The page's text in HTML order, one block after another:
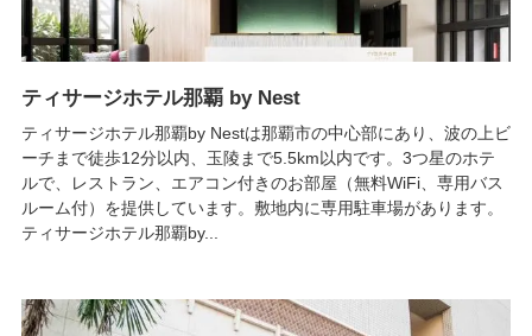
ティサージホテル那覇 by Nest
ティサージホテル那覇by Nestは那覇市の中心部にあり、波の上ビ
ーチまで徒歩12分以内、玉陵まで5.5km以内です。3つ星のホテ
ルで、レストラン、エアコン付きのお部屋（無料WiFi、専用バス
ルーム付）を提供しています。敷地内に専用駐車場があります。
ティサージホテル那覇by...